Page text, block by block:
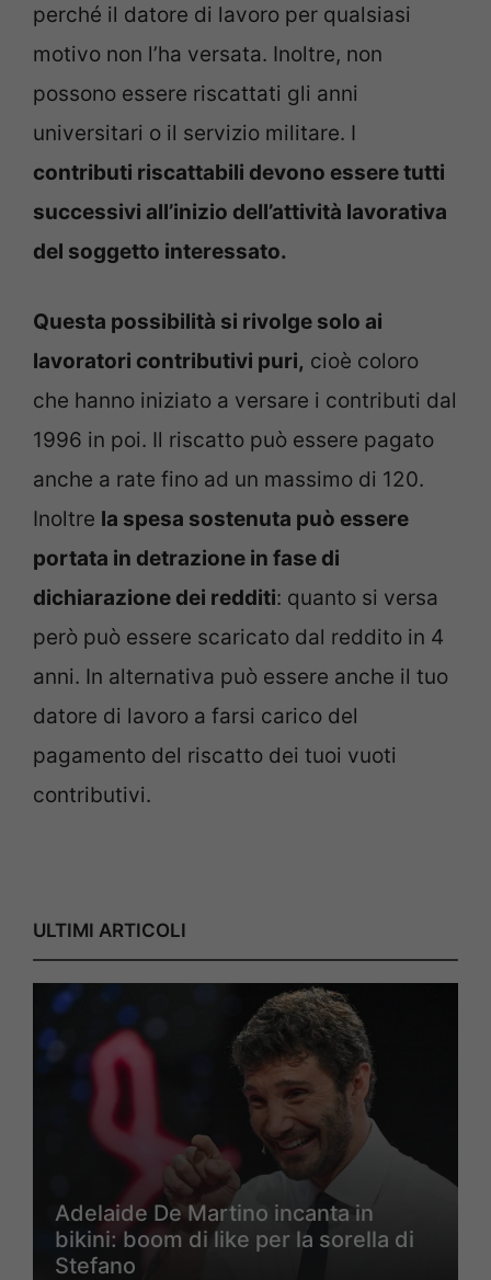
perché il datore di lavoro per qualsiasi
motivo non l’ha versata. Inoltre, non
possono essere riscattati gli anni
universitari o il servizio militare. I
contributi riscattabili devono essere tutti
successivi all’inizio dell’attività lavorativa
del soggetto interessato.
Questa possibilità si rivolge solo ai
lavoratori contributivi puri, cioè coloro
che hanno iniziato a versare i contributi dal
1996 in poi. Il riscatto può essere pagato
anche a rate fino ad un massimo di 120.
Inoltre la spesa sostenuta può essere
portata in detrazione in fase di
dichiarazione dei redditi: quanto si versa
però può essere scaricato dal reddito in 4
anni. In alternativa può essere anche il tuo
datore di lavoro a farsi carico del
pagamento del riscatto dei tuoi vuoti
contributivi.
ULTIMI ARTICOLI
Adelaide De Martino incanta in
bikini: boom di like per la sorella di
Stefano